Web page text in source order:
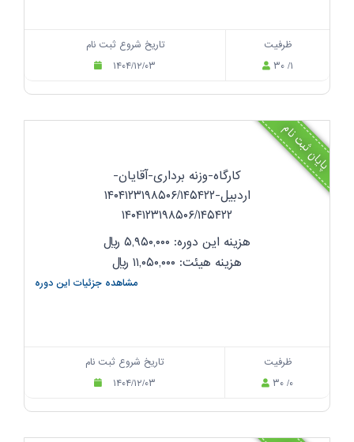
تاریخ شروع ثبت نام
۱۴۰۴/۱۲/۰۳
ظرفیت
۳۰ /۱
پایان ثبت نام
کارگاه-وزنه برداری-آقایان-
اردبیل-۱۴۰۴۱۲۳۱۹۸۵۰۶/۱۴۵۴۲۲
۱۴۰۴۱۲۳۱۹۸۵۰۶/۱۴۵۴۲۲
هزینه این دوره: ۵,۹۵۰,۰۰۰
ریال
هزینه هیئت: ۱۱,۰۵۰,۰۰۰
ریال
مشاهده جزئیات این دوره
تاریخ شروع ثبت نام
۱۴۰۴/۱۲/۰۳
ظرفیت
۳۰ /۰